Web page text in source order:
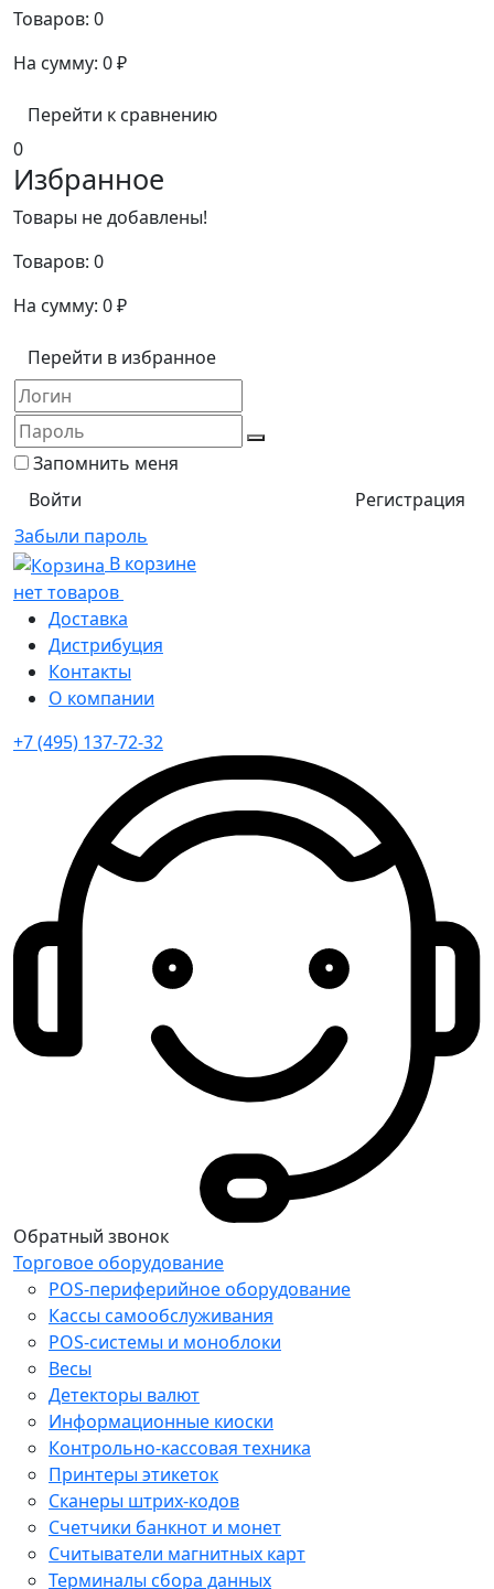
Товаров: 0
На сумму: 0₽
Перейти к сравнению
0
Избранное
Товары не добавлены!
Товаров: 0
На сумму: 0₽
Перейти в избранное
Запомнить меня
Регистрация
Забыли пароль
В корзине
нет товаров
Доставка
Дистрибуция
Контакты
О компании
+7 (495) 137-72-32
Обратный звонок
Торговое оборудование
POS-периферийное оборудование
Кассы самообслуживания
POS-системы и моноблоки
Весы
Детекторы валют
Информационные киоски
Контрольно-кассовая техника
Принтеры этикеток
Сканеры штрих-кодов
Счетчики банкнот и монет
Считыватели магнитных карт
Терминалы сбора данных